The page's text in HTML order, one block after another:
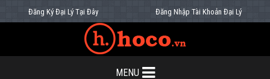
Đăng Ký Đại Lý Tại Đây Đăng Nhập Tài Khoản Đại Lý
MENU